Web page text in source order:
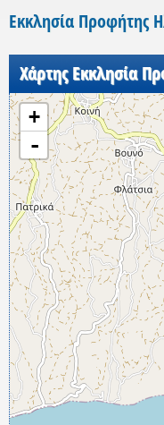
Εκκλησία Προφήτης
Χάρτης Εκκλησία
+
-